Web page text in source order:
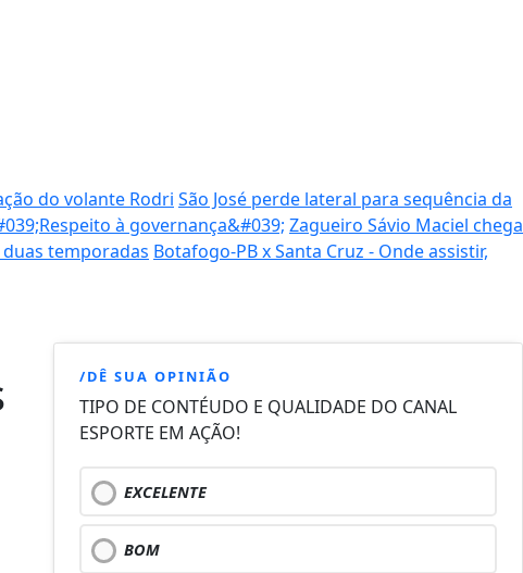
do volante Rodri São José perde lateral para sequência da
à governança&#039; Zagueiro Sávio Maciel chega
temporadas Botafogo-PB x Santa Cruz - Onde assistir,
/DÊ SUA OPINIÃO
TIPO DE CONTÉUDO E QUALIDADE DO CANAL
ESPORTE EM AÇÃO!
EXCELENTE
BOM